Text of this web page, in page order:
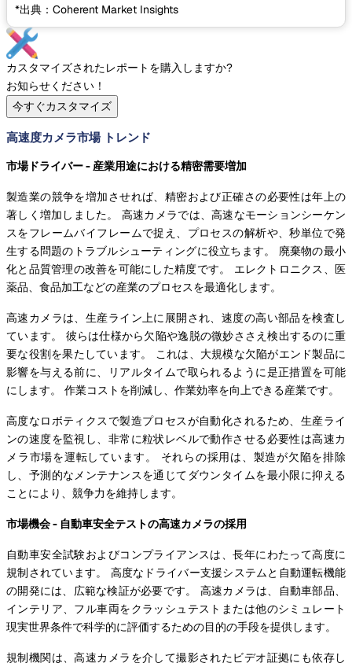
*出典：Coherent Market Insights
カスタマイズされたレポートを購入しますか?
お知らせください！
今すぐカスタマイズ
高速度カメラ市場 トレンド
市場ドライバー - 産業用途における精密需要増加
製造業の競争を増加させれば、精密および正確さの必要性は年上の
著しく増加しました。 高速カメラでは、高速なモーションシーケン
スをフレームバイフレームで捉え、プロセスの解析や、秒単位で発
生する問題のトラブルシューティングに役立ちます。 廃棄物の最小
化と品質管理の改善を可能にした精度です。 エレクトロニクス、医
薬品、食品加工などの産業のプロセスを最適化します。
高速カメラは、生産ライン上に展開され、速度の高い部品を検査し
ています。 彼らは仕様から欠陥や逸脱の微妙ささえ検出するのに重
要な役割を果たしています。 これは、大規模な欠陥がエンド製品に
影響を与える前に、リアルタイムで取られるように是正措置を可能
にします。 作業コストを削減し、作業効率を向上できる産業です。
高度なロボティクスで製造プロセスが自動化されるため、生産ライ
ンの速度を監視し、非常に粒状レベルで動作させる必要性は高速カ
メラ市場を運転しています。 それらの採用は、製造が欠陥を排除
し、予測的なメンテナンスを通じてダウンタイムを最小限に抑える
ことにより、競争力を維持します。
市場機会 - 自動車安全テストの高速カメラの採用
自動車安全試験およびコンプライアンスは、長年にわたって高度に
規制されています。 高度なドライバー支援システムと自動運転機能
の開発には、広範な検証が必要です。 高速カメラは、自動車部品、
インテリア、フル車両をクラッシュテストまたは他のシミュレート
現実世界条件で科学的に評価するための目的の手段を提供します。
規制機関は、高速カメラを介して撮影されたビデオ証拠にも依存し